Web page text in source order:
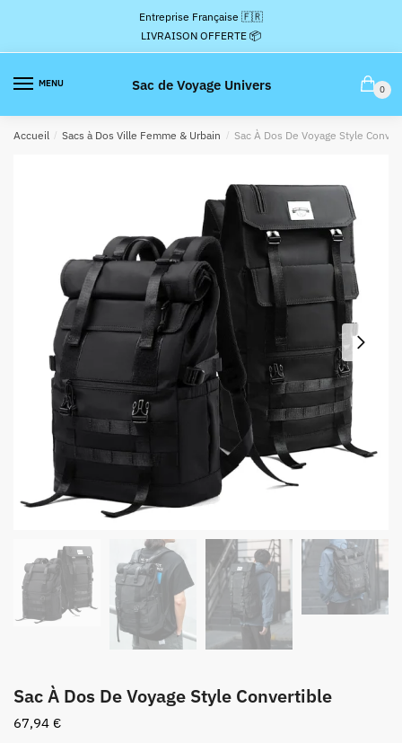
la
navigation
contenu
Entreprise Française 🇫🇷
LIVRAISON OFFERTE 📦
MENU Sac de Voyage Univers 0
Accueil / Sacs à Dos Ville Femme & Urbain / Sac À Dos De Voyage Style
Sac À Dos De Voyage Style Convertible
67,94 €